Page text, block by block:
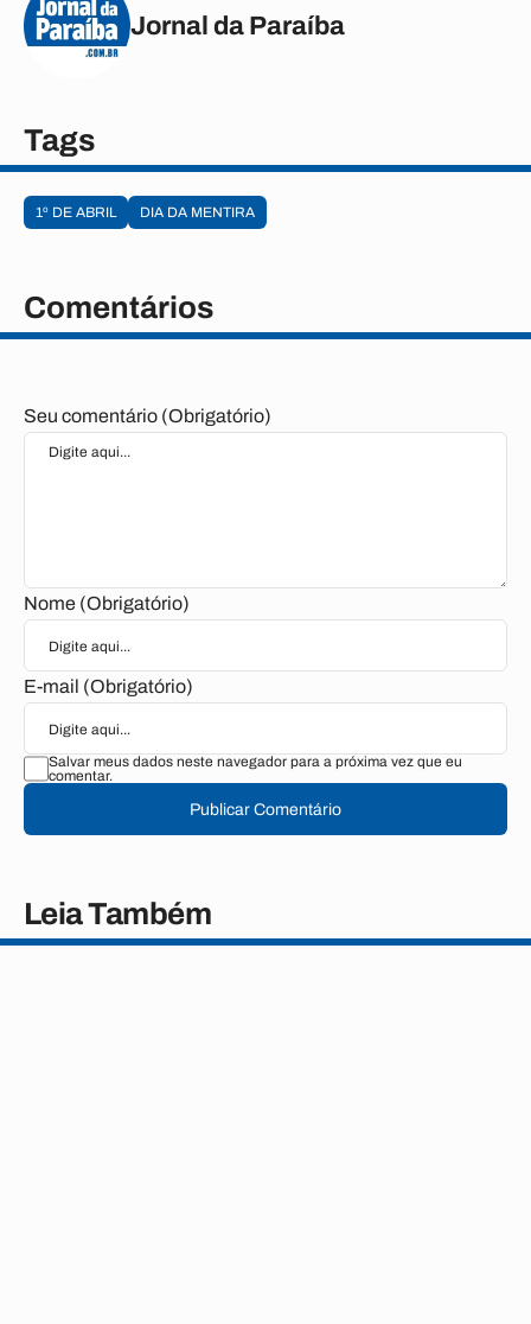
Jornal da Paraíba
Tags
1º DE ABRIL DIA DA MENTIRA
Comentários
Seu comentário (Obrigatório)
Nome (Obrigatório)
E-mail (Obrigatório)
Salvar meus dados neste navegador para a próxima vez que eu
comentar.
Publicar Comentário
Leia Também